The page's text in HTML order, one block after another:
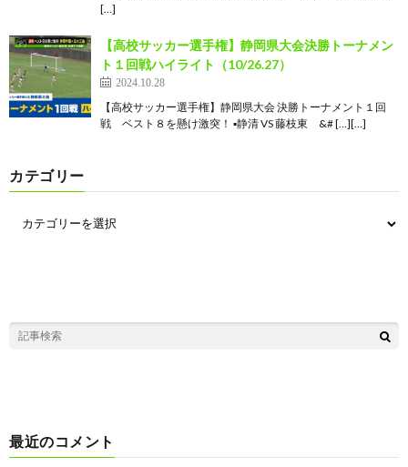
[…]
【高校サッカー選手権】静岡県大会決勝トーナメン
ト１回戦ハイライト（10/26.27）
2024.10.28
【高校サッカー選手権】静岡県大会 決勝トーナメント１回
戦 ベスト８を懸け激突！ ▪静清 VS 藤枝東 &# […][…]
カテゴリー
最近のコメント